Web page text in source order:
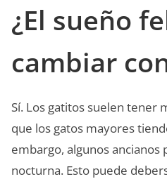
¿El sueño
cambiar
Sí. Los gatitos suelen tener
que los gatos mayores
embargo, algunos
nocturna. Esto puede